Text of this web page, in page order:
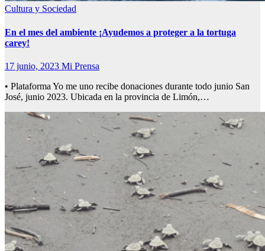
Cultura y Sociedad
En el mes del ambiente ¡Ayudemos a proteger a la tortuga
carey!
17 junio, 2023 Mi Prensa
• Plataforma Yo me uno recibe donaciones durante todo junio San
José, junio 2023. Ubicada en la provincia de Limón,…